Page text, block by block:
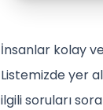
İnsanlar kolay
Listemizde yer
ilgili soruları